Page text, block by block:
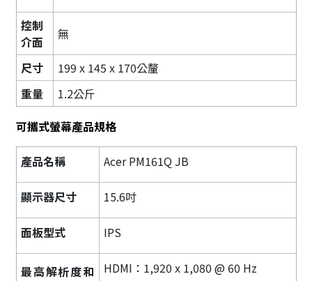
控制
介面
無
尺寸
199 x 145 x 170公釐
重量
1.2公斤
可攜式螢幕產品規格
產品名稱 Acer PM161Q JB
顯示器尺寸 15.6吋
面板型式 IPS
最高解析度和
HDMI：1,920 x 1,080 @ 60 Hz